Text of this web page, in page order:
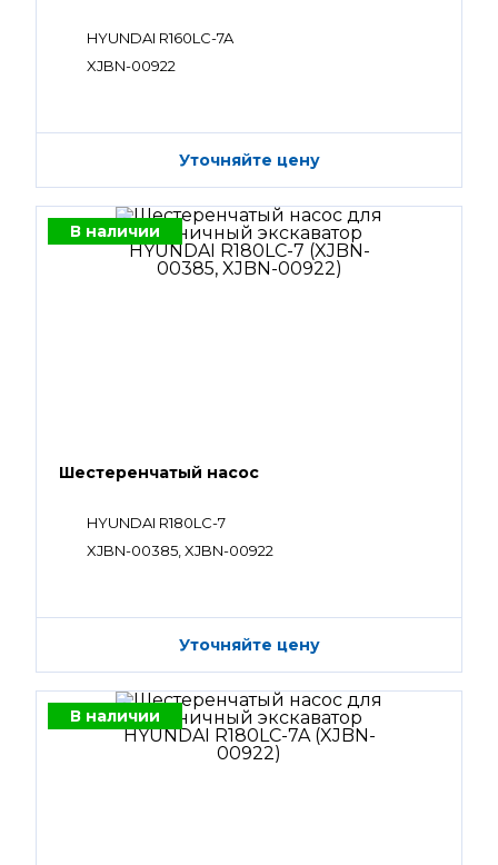
HYUNDAI R160LC-7A
XJBN-00922
Уточняйте цену
В наличии
Шестеренчатый насос
HYUNDAI R180LC-7
XJBN-00385, XJBN-00922
Уточняйте цену
В наличии